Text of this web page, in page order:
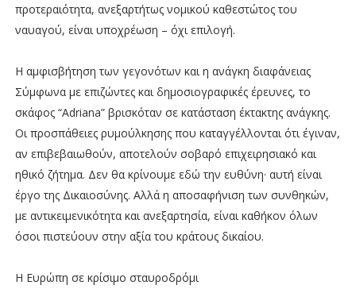
προτεραιότητα, ανεξαρτήτως νομικού καθεστώτος του
ναυαγού, είναι υποχρέωση – όχι επιλογή.
Η αμφισβήτηση των γεγονότων και η ανάγκη διαφάνειας
Σύμφωνα με επιζώντες και δημοσιογραφικές έρευνες, το
σκάφος “Adriana” βρισκόταν σε κατάσταση έκτακτης ανάγκης.
Οι προσπάθειες ρυμούλκησης που καταγγέλλονται ότι έγιναν,
αν επιβεβαιωθούν, αποτελούν σοβαρό επιχειρησιακό και
ηθικό ζήτημα. Δεν θα κρίνουμε εδώ την ευθύνη· αυτή είναι
έργο της Δικαιοσύνης. Αλλά η αποσαφήνιση των συνθηκών,
με αντικειμενικότητα και ανεξαρτησία, είναι καθήκον όλων
όσοι πιστεύουν στην αξία του κράτους δικαίου.
Η Ευρώπη σε κρίσιμο σταυροδρόμι